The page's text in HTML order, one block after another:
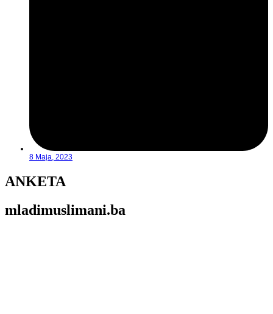
8 Maja, 2023
ANKETA
mladimuslimani.ba